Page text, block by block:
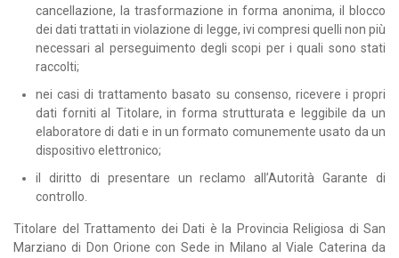
cancellazione, la trasformazione in forma anonima, il blocco
dei dati trattati in violazione di legge, ivi compresi quelli non più
necessari al perseguimento degli scopi per i quali sono stati
raccolti;
nei casi di trattamento basato su consenso, ricevere i propri
dati forniti al Titolare, in forma strutturata e leggibile da un
elaboratore di dati e in un formato comunemente usato da un
dispositivo elettronico;
il diritto di presentare un reclamo all’Autorità Garante di
controllo.
Titolare del Trattamento dei Dati è la Provincia Religiosa di San
Marziano di Don Orione con Sede in Milano al Viale Caterina da